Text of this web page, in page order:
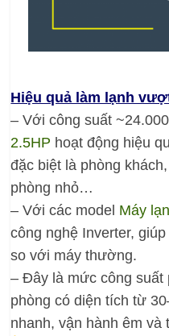
Hiệu quả làm lạnh
– Với công suất
2.5HP hoạt động hiệu
đặc biệt là phòng
phòng nhỏ…
– Với các model Máy
công nghệ Inverter,
so với máy thường.
– Đây là mức công suất
phòng có diện tích từ
nhanh, vận hành êm và